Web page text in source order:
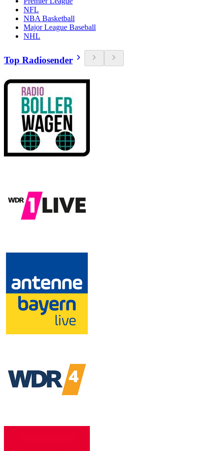
NFL
NBA Basketball
Major League Baseball
NHL
Top Radiosender